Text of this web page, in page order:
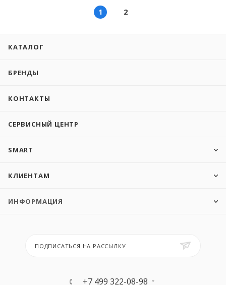
1 2
КАТАЛОГ
БРЕНДЫ
КОНТАКТЫ
СЕРВИСНЫЙ ЦЕНТР
SMART
КЛИЕНТАМ
ИНФОРМАЦИЯ
ПОДПИСАТЬСЯ НА РАССЫЛКУ
+7 499 322-08-98